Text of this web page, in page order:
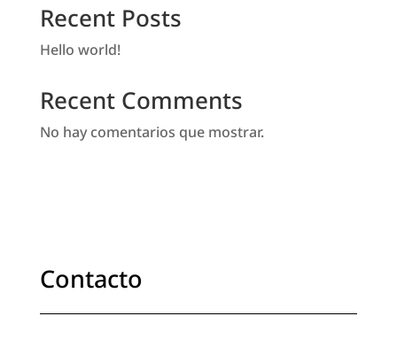
Recent Posts
Hello world!
Recent Comments
No hay comentarios que mostrar.
Contacto